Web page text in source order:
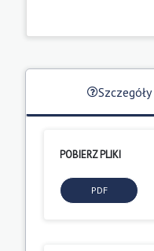
Szczegóły
POBIERZ PLIKI
PDF